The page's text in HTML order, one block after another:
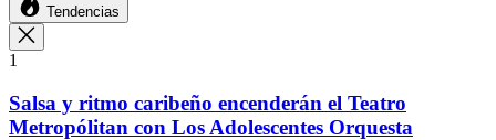
Tendencias
1
Salsa y ritmo caribeño encenderán el Teatro
Metropólitan con Los Adolescentes Orquesta